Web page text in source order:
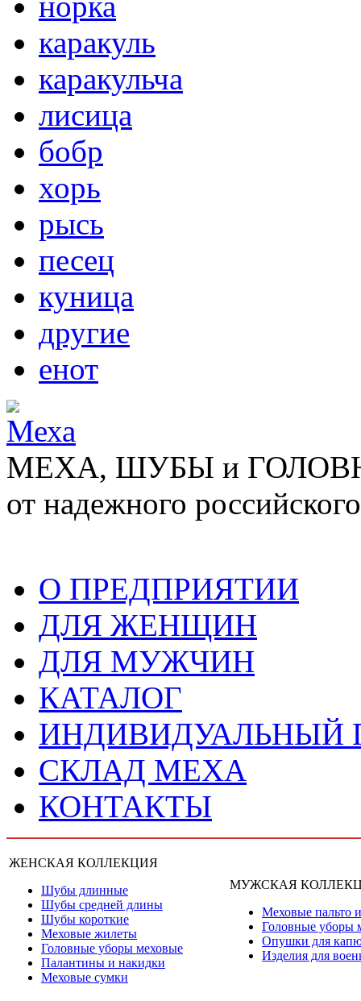
каракуль
каракульча
лисица
бобр
хорь
рысь
песец
куница
другие
енот
МЕХА, ШУБЫ и
от надежного
О ПРЕДПРИЯТИИ
ДЛЯ ЖЕНЩИН
ДЛЯ МУЖЧИН
КАТАЛОГ
ИНДИВИДУАЛЬНЫЙ
СКЛАД МЕХА
КОНТАКТЫ
ЖЕНСКАЯ КОЛЛЕКЦИЯ
Шубы длинные
Шубы средней длины
Шубы короткие
Меховые жилеты
Головные уборы меховые
Палантины и накидки
Меховые сумки
МУЖСКАЯ
Меховые пальто
Головные уборы
Опушки для
Изделия для